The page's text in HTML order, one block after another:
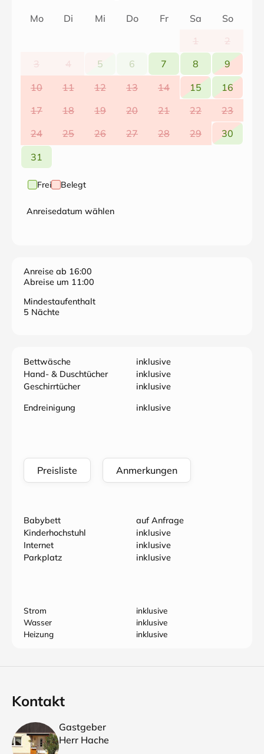
Mo Di Mi Do Fr Sa
So
1
2
3
4 5 6 7 8
9
10
11 12 13 14 15
16
17
18 19 20 21 22
23
24
25 26 27 28 29
30
31
Frei Belegt
Anreisedatum wählen
Anreise ab 16:00
Abreise um 11:00
Mindestaufenthalt
5 Nächte
Bettwäsche
inklusive
Hand- & Duschtücher
inklusive
Geschirrtücher
inklusive
Endreinigung
inklusive
Preisliste Anmerkungen
Babybett
auf Anfrage
Kinderhochstuhl
inklusive
Internet
inklusive
Parkplatz
inklusive
Strom
inklusive
Wasser
inklusive
Heizung
inklusive
Kontakt
Gastgeber
Herr Hache